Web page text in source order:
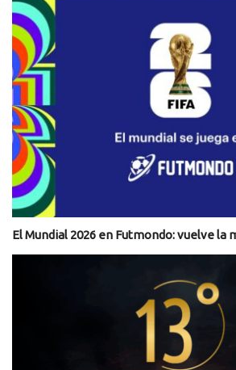
El Mundial 2026 en Futmondo: vuelve la